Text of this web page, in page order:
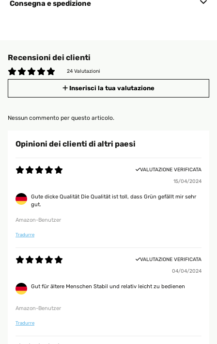
Consegna e spedizione
Recensioni dei clienti
24 Valutazioni
Inserisci la tua valutazione
Nessun commento per questo articolo.
Opinioni dei clienti di altri paesi
VALUTAZIONE VERIFICATA
15/04/2024
Gute dicke Qualität Die Qualität ist toll, dass Grün gefällt mir sehr
gut.
Amazon-Benutzer
Tradurre
VALUTAZIONE VERIFICATA
04/04/2024
Gut für ältere Menschen Stabil und relativ leicht zu bedienen
Amazon-Benutzer
Tradurre